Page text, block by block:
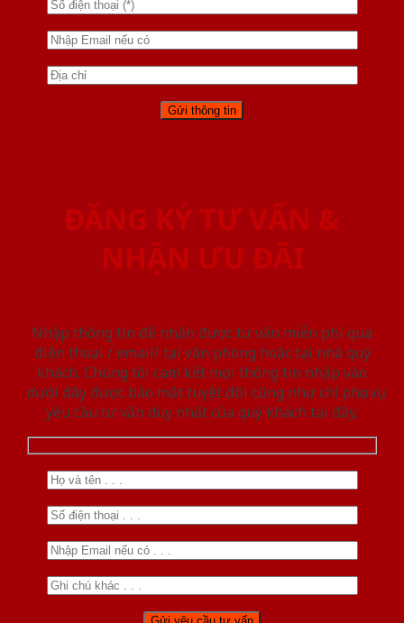
ĐĂNG KÝ TƯ VẤN &
NHẬN ƯU ĐÃI
Nhập thông tin để nhận được tư vấn miễn phí qua
điện thoại / email/ tại văn phòng hoặc tại nhà quý
khách. Chúng tôi cam kết mọi thông tin nhập vào
dưới đây được bảo mật tuyệt đối cũng như chỉ phục vụ
yêu cầu tư vấn duy nhất của quý khách tại đây.